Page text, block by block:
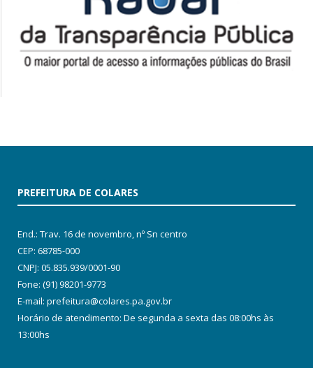
PREFEITURA DE COLARES
End.: Trav. 16 de novembro, nº Sn centro
CEP: 68785-000
CNPJ: 05.835.939/0001-90
Fone: (91) 98201-9773
E-mail: prefeitura@colares.pa.gov.br
Horário de atendimento: De segunda a sexta das 08:00hs às
13:00hs